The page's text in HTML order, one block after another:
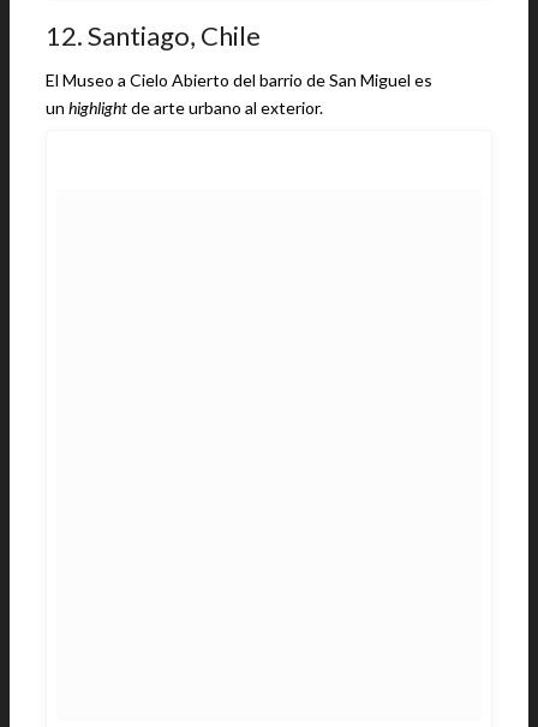
12. Santiago, Chile
El Museo a Cielo Abierto del barrio de San Miguel es
un highlightde arte urbano al exterior.